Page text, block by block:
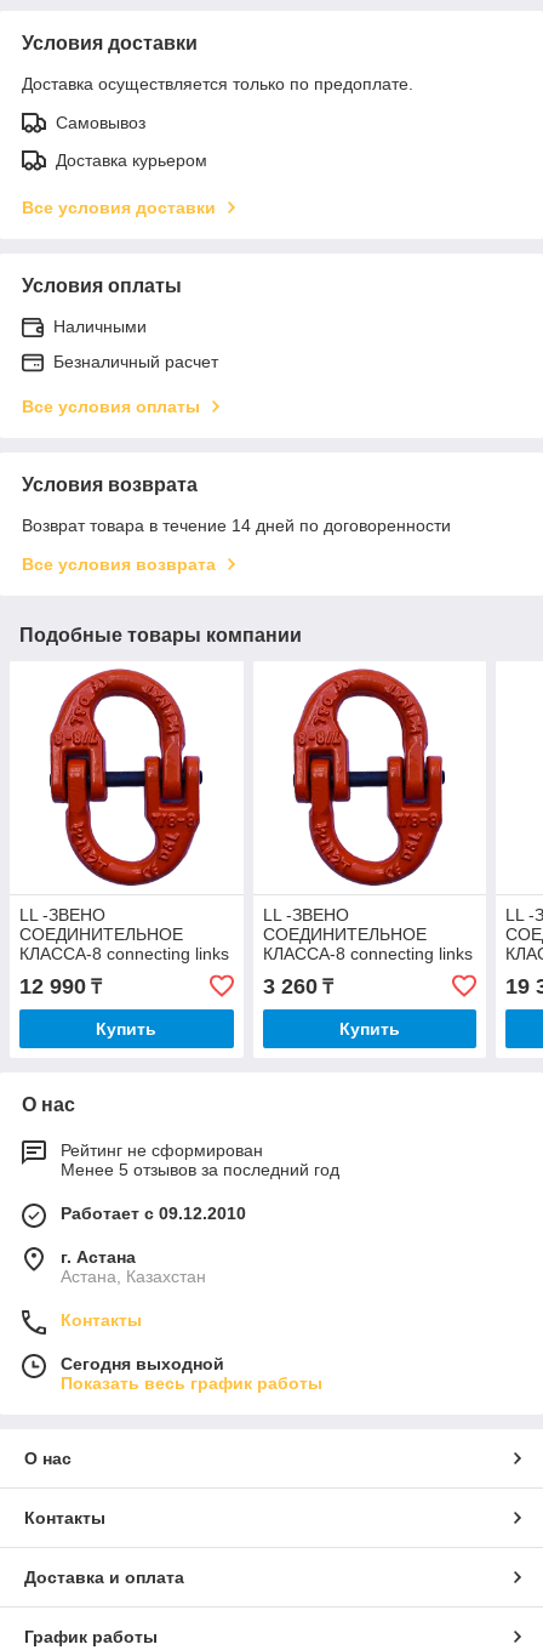
Условия доставки
Доставка осуществляется только по предоплате.
Самовывоз
Доставка курьером
Все условия доставки
Условия оплаты
Наличными
Безналичный расчет
Все условия оплаты
Условия возврата
Возврат товара в течение 14 дней по договоренности
Все условия возврата
Подобные товары компании
LL -ЗВЕНО
СОЕДИНИТЕЛЬНОЕ
КЛАССА-8 connecting links
HDH 18-20
12 990 ₸
Купить
LL -ЗВЕНО
СОЕДИНИТЕЛЬНОЕ
КЛАССА-8 connecting links
HDH 10
3 260₸
Купить
LL -
19
О нас
Рейтинг не сформирован
Менее 5 отзывов за последний год
Работает с 09.12.2010
г. Астана
Астана, Казахстан
Контакты
Сегодня выходной
Показать весь график работы
О нас
Контакты
Доставка и оплата
График работы